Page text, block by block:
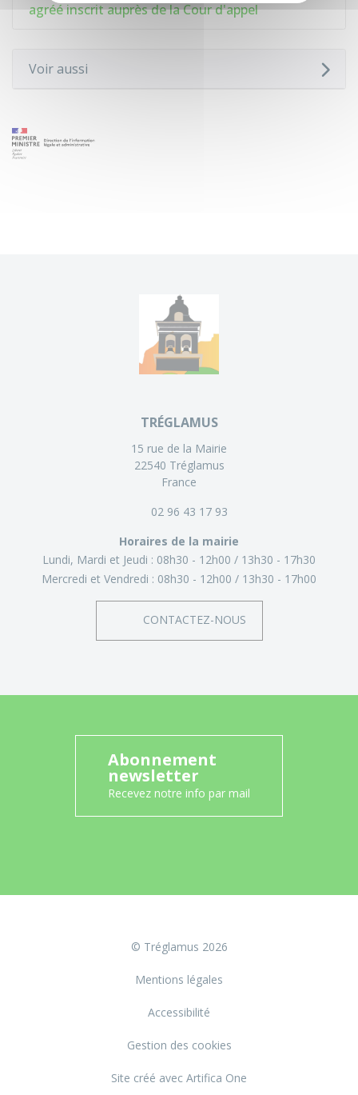
agréé inscrit auprès de la Cour d'appel
Voir aussi
TRÉGLAMUS
15 rue de la Mairie
22540 Tréglamus
France
02 96 43 17 93
Horaires de la mairie
Lundi, Mardi et Jeudi : 08h30 - 12h00
13h30 - 17h30
Mercredi et Vendredi : 08h30 - 12h00 13h30 - 17h00
CONTACTEZ-NOUS
Abonnement
newsletter
Recevez notre info par mail
© Tréglamus 2026
Mentions légales
Accessibilité
Gestion des cookies
Site créé avec Artifica One